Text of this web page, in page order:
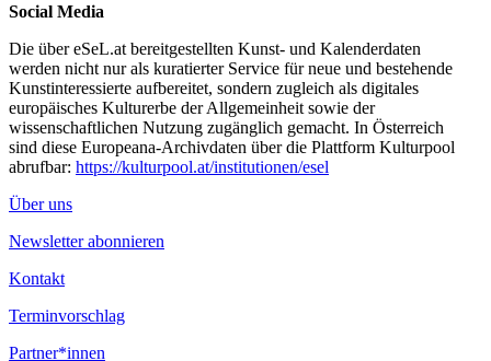
Social Media
Die über eSeL.at bereitgestellten Kunst- und Kalenderdaten
werden nicht nur als kuratierter Service für neue und bestehende
Kunstinteressierte aufbereitet, sondern zugleich als digitales
europäisches Kulturerbe der Allgemeinheit sowie der
wissenschaftlichen Nutzung zugänglich gemacht. In Österreich
sind diese Europeana-Archivdaten über die Plattform Kulturpool
abrufbar: https://kulturpool.at/institutionen/esel
Über uns
Newsletter abonnieren
Kontakt
Terminvorschlag
Partner*innen